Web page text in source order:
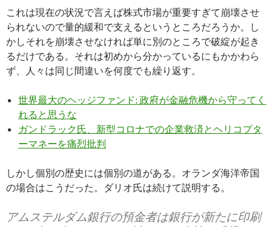
これは現在の状況で言えば株式市場が重要すぎて崩壊させ
られないので量的緩和で支えるというところだろうか。し
かしそれを崩壊させなければ単に別のところで破綻が起き
るだけである。それは初めから分かっているにもかかわら
ず、人々は同じ間違いを何度でも繰り返す。
世界最大のヘッジファンド: 政府が金融危機から守ってく
れると思うな
ガンドラック氏、新型コロナでの企業救済とヘリコプタ
ーマネーを痛烈批判
しかし個別の歴史には個別の道がある。オランダ海洋帝国
の場合はこうだった。ダリオ氏は続けて説明する。
アムステルダム銀行の預金者は銀行が新たに印刷